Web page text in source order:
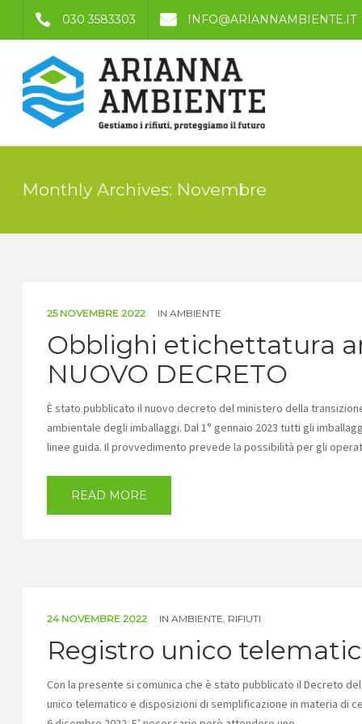
030 3583303 INFO@ARIANNAMBIENTE.IT
Monthly Archives: Novembre
25 NOVEMBRE 2022 IN AMBIENTE
Obblighi etichettatura
NUOVO DECRETO
È stato pubblicato il nuovo decreto del ministero della
ambientale degli imballaggi. Dal 1° gennaio 2023 tutti gli
linee guida. Il provvedimento prevede la possibilità per gli
READ MORE
24 NOVEMBRE 2022 IN AMBIENTE, RIFIUTI
Registro unico
Con la presente si comunica che è stato pubblicato il Decreto
unico telematico e disposizioni di semplificazione in materia di